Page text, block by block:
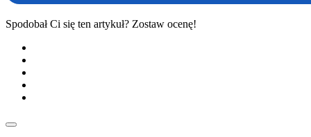
Spodobał Ci się ten artykuł? Zostaw ocenę!